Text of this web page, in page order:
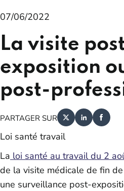
07/06/2022
La visite
exposition
post-
PARTAGER SUR
Loi santé travail
La loi santé au travail du 2
de la visite médicale de fin de
une surveillance post-